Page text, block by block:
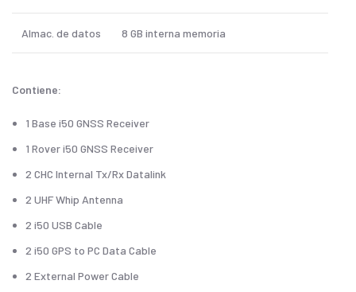
Almac. de datos 8 GB interna memoria
Contiene:
1 Base i50 GNSS Receiver
1 Rover i50 GNSS Receiver
2 CHC Internal Tx/Rx Datalink
2 UHF Whip Antenna
2 i50 USB Cable
2 i50 GPS to PC Data Cable
2 External Power Cable